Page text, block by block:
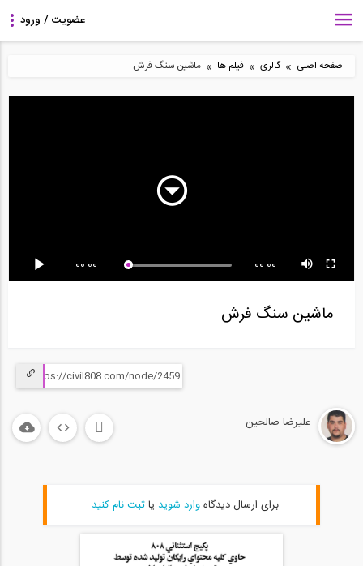
صفحه اصلی » گالری » فیلم ها » ماشین سنگ فرش
فیلم مراحل A تا Z سازه
برشی های فولادی...
00:00 00:00
ماشین سنگ فرش
علیرضا صالحین
برای ارسال دیدگاهوارد شوید یاثبت نام کنید .